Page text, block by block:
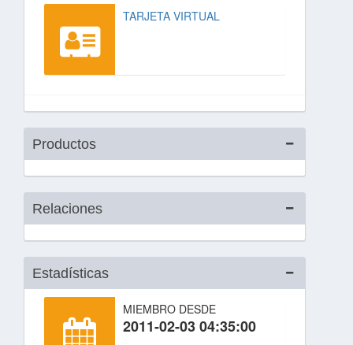
TARJETA VIRTUAL
Productos
Relaciones
Estadísticas
MIEMBRO DESDE
2011-02-03 04:35:00